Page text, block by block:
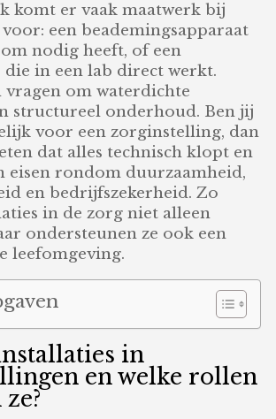
komt er vaak maatwerk bij
een beademingsapparaat
nodig heeft, of een
die in een lab direct werkt.
vragen om waterdichte
structureel onderhoud. Ben jij
voor een zorginstelling, dan
dat alles technisch klopt en
eisen rondom duurzaamheid,
en bedrijfszekerheid. Zo
in de zorg niet alleen
ondersteunen ze ook een
leefomgeving.
in
en welke rollen